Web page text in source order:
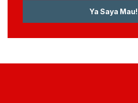
Ya Saya Mau!